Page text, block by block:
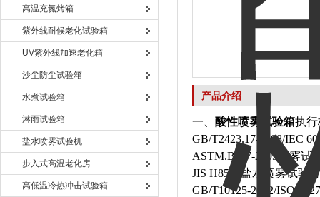
高温充氮烤箱
紫外线耐候老化试验箱
UV紫外线加速老化箱
沙尘防尘试验箱
水煮试验箱
淋雨试验箱
盐水喷雾试验机
步入式高温老化房
高低温冷热冲击试验箱
产品介绍
一、 酸性喷雾试验箱执
GB/T2423.17-2008/IEC
ASTM.B117-2009
盐雾试
JIS H8502
盐水喷雾试验
GB/T10125-2012/ISO